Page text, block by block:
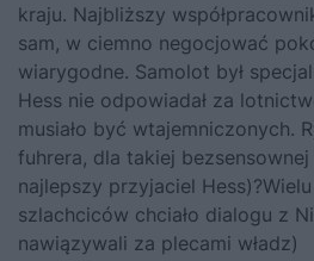
kraju. Najbliższy
sam, w ciemno negocjować
wiarygodne. Samolot był
Hess nie odpowiadał za
musiało być wtajemniczonych.
fuhrera, dla takiej
najlepszy przyjaciel
szlachciców chciało dialogu z
nawiązywali za plecami władz)